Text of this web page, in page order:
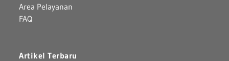
Area Pelayanan
FAQ
Artikel Terbaru